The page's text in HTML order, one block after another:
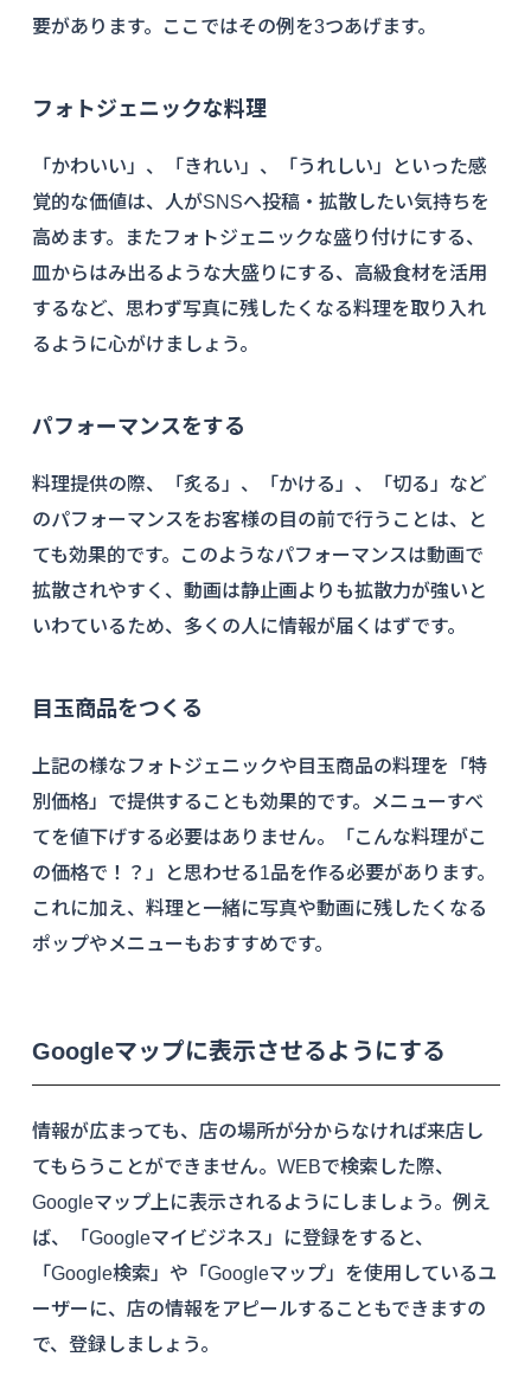
要があります。ここではその例を3つあげます。
フォトジェニックな料理
「かわいい」、「きれい」、「うれしい」といった感
覚的な価値は、人がSNSへ投稿・拡散したい気持ちを
高めます。またフォトジェニックな盛り付けにする、
皿からはみ出るような大盛りにする、高級食材を活用
するなど、思わず写真に残したくなる料理を取り入れ
るように心がけましょう。
パフォーマンスをする
料理提供の際、「炙る」、「かける」、「切る」など
のパフォーマンスをお客様の目の前で行うことは、と
ても効果的です。このようなパフォーマンスは動画で
拡散されやすく、動画は静止画よりも拡散力が強いと
いわているため、多くの人に情報が届くはずです。
目玉商品をつくる
上記の様なフォトジェニックや目玉商品の料理を「特
別価格」で提供することも効果的です。メニューすべ
てを値下げする必要はありません。「こんな料理がこ
の価格で！？」と思わせる1品を作る必要があります。
これに加え、料理と一緒に写真や動画に残したくなる
ポップやメニューもおすすめです。
Googleマップに表示させるようにする
情報が広まっても、店の場所が分からなければ来店し
てもらうことができません。WEBで検索した際、
Googleマップ上に表示されるようにしましょう。例え
ば、「Googleマイビジネス」に登録をすると、
「Google検索」や「Googleマップ」を使用しているユ
ーザーに、店の情報をアピールすることもできますの
で、登録しましょう。